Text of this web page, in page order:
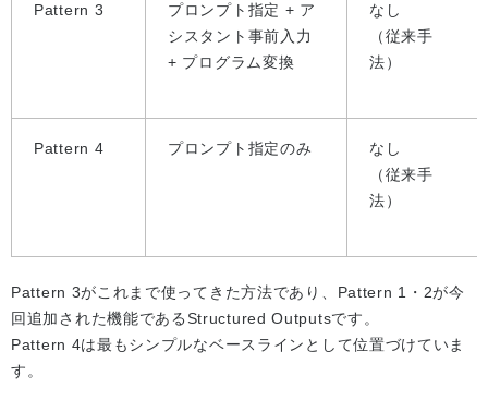
Pattern 3
プロンプト指定 + ア
シスタント事前入力
+ プログラム変換
なし
（従来手
法）
Pattern 4 プロンプト指定のみ
なし
（従来手
法）
Pattern 3がこれまで使ってきた方法であり、Pattern 1・2が今
回追加された機能であるStructured Outputsです。
Pattern 4は最もシンプルなベースラインとして位置づけていま
す。